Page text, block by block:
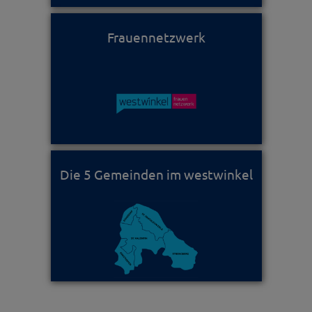
Frauennetzwerk
Die 5 Gemeinden im westwinkel